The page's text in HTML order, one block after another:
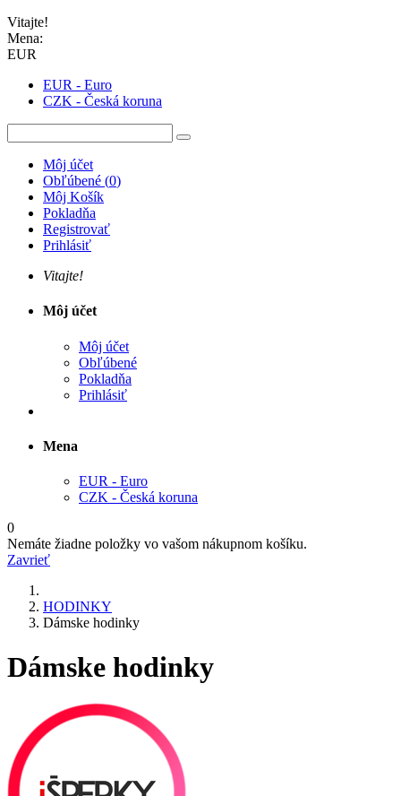
Vitajte!
Mena:
EUR
EUR - Euro
CZK - Česká koruna
Môj účet
Obľúbené (0)
Môj Košík
Pokladňa
Registrovať
Prihlásiť
Vitajte!
Môj účet
Môj účet
Obľúbené
Pokladňa
Prihlásiť
Mena
EUR - Euro
CZK - Česká koruna
0
Nemáte žiadne položky vo vašom nákupnom košíku.
Zavrieť
HODINKY
Dámske hodinky
Dámske hodinky